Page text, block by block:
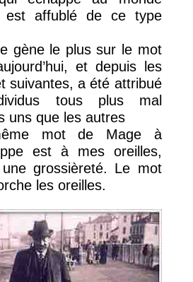
affublé de ce type
gène le plus sur le mot
et depuis les
suivantes, a été attribué
tous plus mal
uns que les autres
mot de Mage à
est à mes oreilles,
grossièreté. Le mot
les oreilles.